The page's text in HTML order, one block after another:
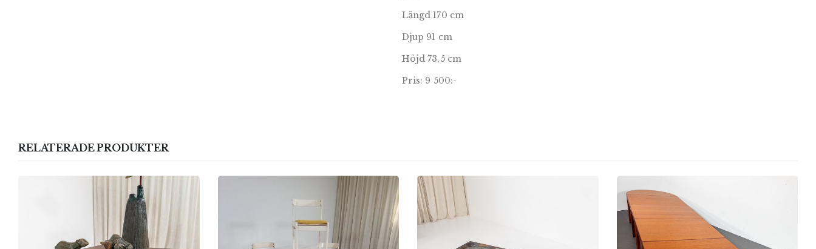
Längd 170 cm
Djup 91 cm
Höjd 73,5 cm
Pris: 9 500:-
RELATERADE PRODUKTER